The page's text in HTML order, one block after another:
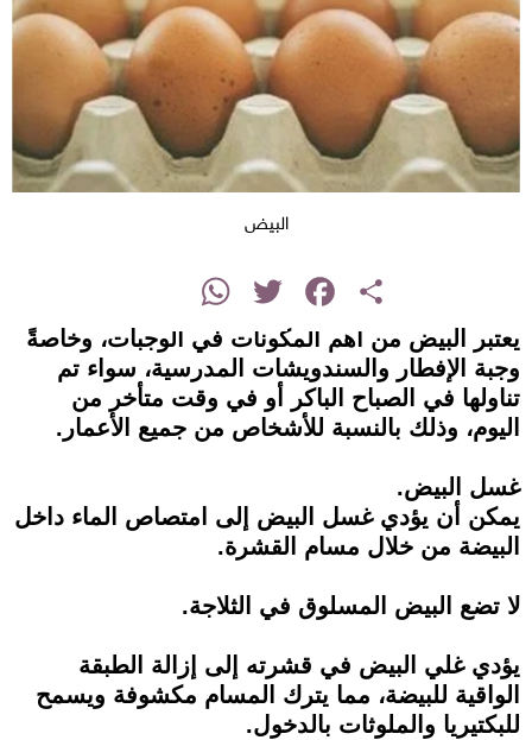
البيض
Share
Facebook
Twitter
WhatsApp
يعتبر البيض من أهم المكونات في الوجبات، وخاصةً
وجبة الإفطار والسندويشات المدرسية، سواء تم
تناولها في الصباح الباكر أو في وقت متأخر من
اليوم، وذلك بالنسبة للأشخاص من جميع الأعمار.
غسل البيض.
يمكن أن يؤدي غسل البيض إلى امتصاص الماء داخل
البيضة من خلال مسام القشرة.
لا تضع البيض المسلوق في الثلاجة.
يؤدي غلي البيض في قشرته إلى إزالة الطبقة
الواقية للبيضة، مما يترك المسام مكشوفة ويسمح
للبكتيريا والملوثات بالدخول.